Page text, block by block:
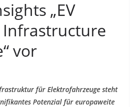
„EV
Infrastructure
vor
für Elektrofahrzeuge steht
Potenzial für europaweite